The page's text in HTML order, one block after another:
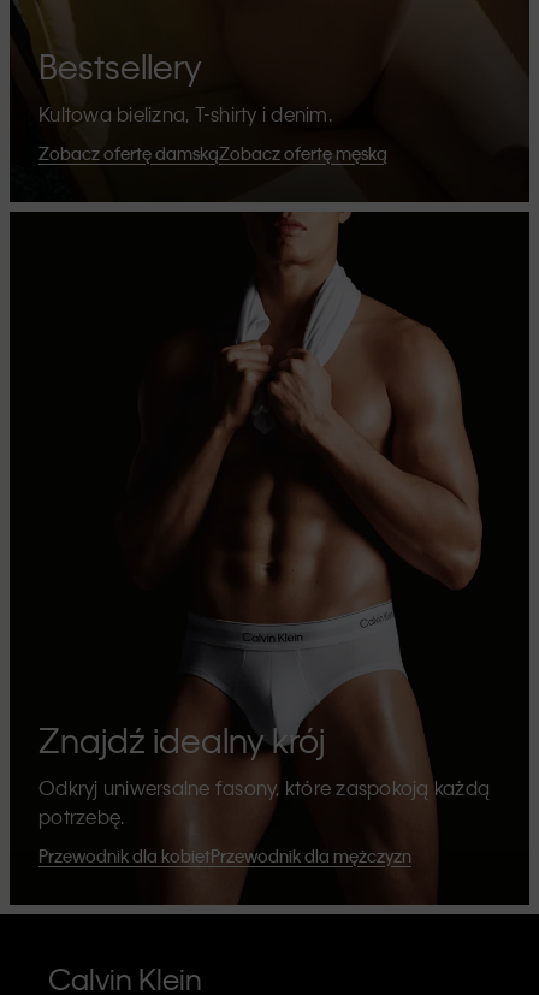
Bestsellery
Kultowa bielizna, T-shirty i denim.
Zobacz ofertę damskąZobacz ofertę męską
Znajdź idealny krój
Odkryj uniwersalne fasony, które zaspokoją każdą
potrzebę.
Przewodnik dla kobietPrzewodnik dla mężczyzn
Calvin Klein